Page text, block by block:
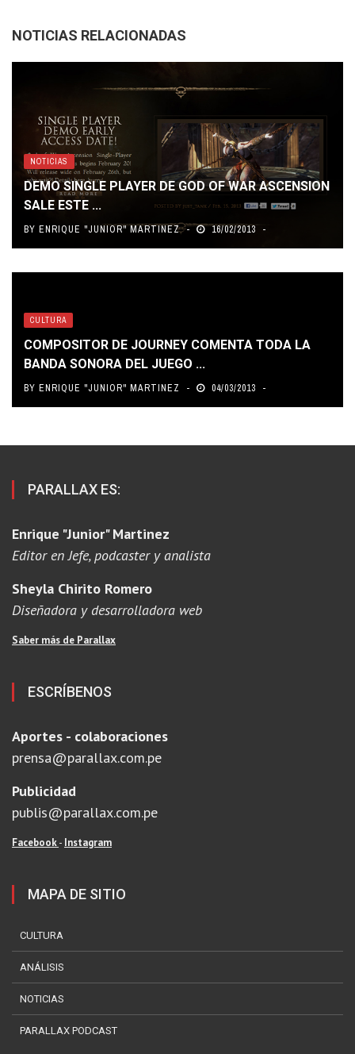
NOTICIAS RELACIONADAS
NOTICIAS
DEMO SINGLE PLAYER DE GOD OF WAR ASCENSION
SALE ESTE ...
BY ENRIQUE "JUNIOR" MARTINEZ 16/02/2013
CULTURA
COMPOSITOR DE JOURNEY COMENTA TODA LA
BANDA SONORA DEL JUEGO ...
BY ENRIQUE "JUNIOR" MARTINEZ 04/03/2013
PARALLAX ES:
Enrique "Junior" Martinez
Editor en Jefe, podcaster y analista
Sheyla Chirito Romero
Diseñadora y desarrolladora web
Saber más de Parallax
ESCRÍBENOS
Aportes - colaboraciones
prensa@parallax.com.pe
Publicidad
publis@parallax.com.pe
Facebook- Instagram
MAPA DE SITIO
CULTURA
ANÁLISIS
NOTICIAS
PARALLAX PODCAST